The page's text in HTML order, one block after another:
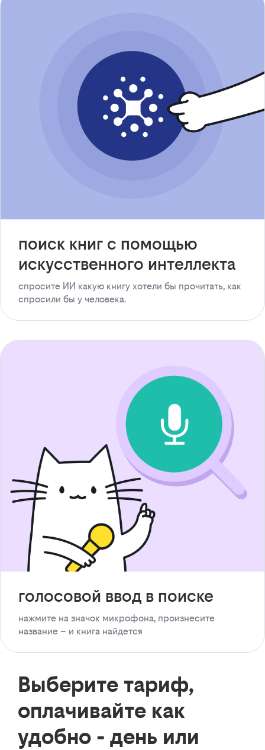
поиск книг с помощью
искусственного интеллекта
спросите ИИ какую книгу хотели бы прочитать, как
спросили бы у человека.
голосовой ввод в поиске
нажмите на значок микрофона, произнесите
название – и книга найдется
Выберите тариф,
оплачивайте как
удобно - день или